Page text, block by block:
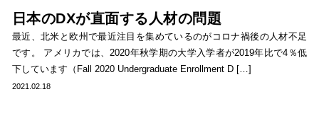
日本のDXが直面する人材の問題
最近、北米と欧州で最近注目を集めているのがコロナ禍後の人材不足
です。 アメリカでは、2020年秋学期の大学入学者が2019年比で4％低
下しています（Fall 2020 Undergraduate Enrollment D […]
2021.02.18